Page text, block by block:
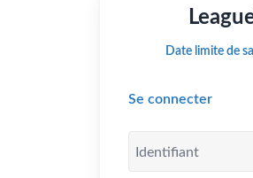
Date limite de
Se connecter
Identifiant